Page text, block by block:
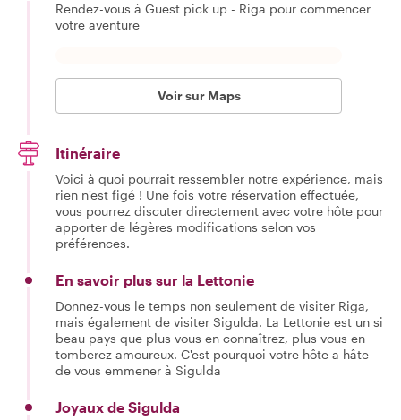
Rendez-vous à Guest pick up - Riga pour commencer
votre aventure
Voir sur Maps
Itinéraire
Voici à quoi pourrait ressembler notre expérience, mais
rien n'est figé ! Une fois votre réservation effectuée,
vous pourrez discuter directement avec votre hôte pour
apporter de légères modifications selon vos
préférences.
En savoir plus sur la Lettonie
Donnez-vous le temps non seulement de visiter Riga,
mais également de visiter Sigulda. La Lettonie est un si
beau pays que plus vous en connaîtrez, plus vous en
tomberez amoureux. C'est pourquoi votre hôte a hâte
de vous emmener à Sigulda
Joyaux de Sigulda